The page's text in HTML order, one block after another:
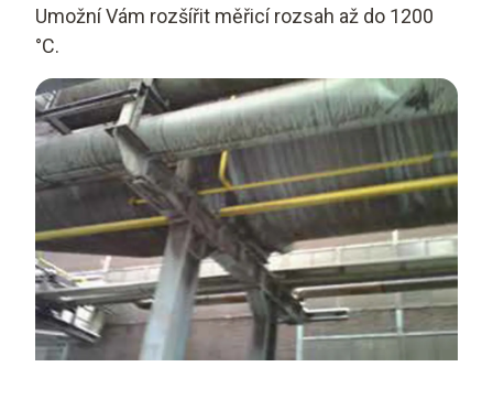
Umožní Vám rozšířit měřicí rozsah až do 1200
°C.